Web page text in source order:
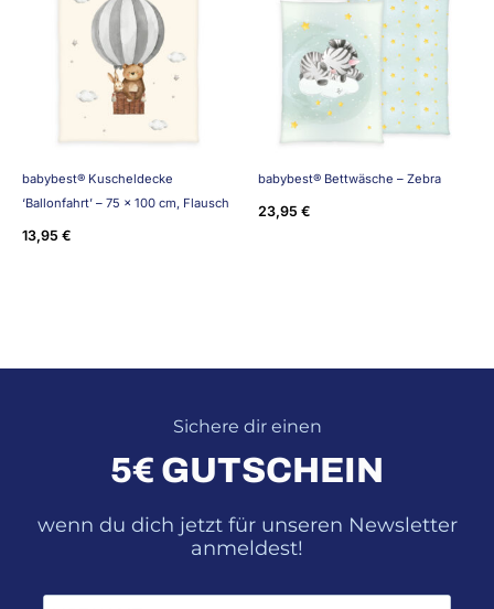
babybest® Kuscheldecke
‘Ballonfahrt’ – 75 x 100 cm, Flausch
13,95 €
babybest® Bettwäsche – Zebra
23,95 €
Sichere dir einen
5€ GUTSCHEIN
wenn du dich jetzt für unseren Newsletter
anmeldest!